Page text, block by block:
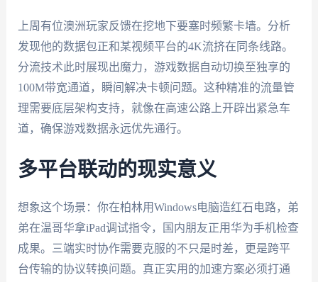
上周有位澳洲玩家反馈在挖地下要塞时频繁卡墙。分析
发现他的数据包正和某视频平台的4K流挤在同条线路。
分流技术此时展现出魔力，游戏数据自动切换至独享的
100M带宽通道，瞬间解决卡顿问题。这种精准的流量管
理需要底层架构支持，就像在高速公路上开辟出紧急车
道，确保游戏数据永远优先通行。
多平台联动的现实意义
想象这个场景：你在柏林用Windows电脑造红石电路，弟
弟在温哥华拿iPad调试指令，国内朋友正用华为手机检查
成果。三端实时协作需要克服的不只是时差，更是跨平
台传输的协议转换问题。真正实用的加速方案必须打通